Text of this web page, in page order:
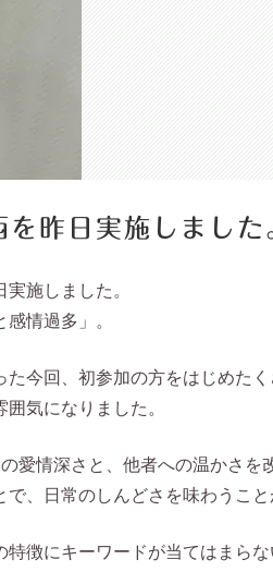
昨日実施しました
施しました。
情過多」。
た今回、初参加の方をはじめた
気になりました。
愛情深さと、他者への温かさを
で、日常のしんどさを味わうこと
特徴にキーワードが当てはまら